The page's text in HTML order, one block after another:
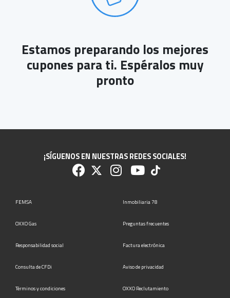
Estamos preparando los mejores
cupones para ti. Espéralos muy
pronto
¡SÍGUENOS EN NUESTRAS REDES SOCIALES!
FEMSA Inmobiliaria 78
OXXO Gas Preguntas frecuentes
Responsabilidad social Factura electrónica
Consulta de CFDi Aviso de privacidad
Términos y condiciones OXXO Reclutamiento